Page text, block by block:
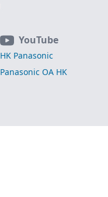
YouTube
HK Panasonic
Panasonic OA HK